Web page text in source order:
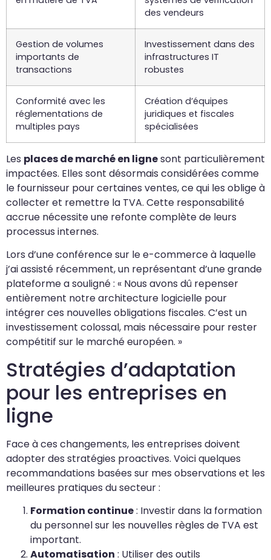
des vendeurs
Gestion de volumes
importants de
transactions
Investissement dans des
infrastructures IT
robustes
Conformité avec les
réglementations de
multiples pays
Création d’équipes
juridiques et fiscales
spécialisées
Les places de marché en lignesont particulièrement
impactées. Elles sont désormais considérées comme
le fournisseur pour certaines ventes, ce qui les oblige à
collecter et remettre la TVA. Cette responsabilité
accrue nécessite une refonte complète de leurs
processus internes.
Lors d’une conférence sur le e-commerce à laquelle
j’ai assisté récemment, un représentant d’une grande
plateforme a souligné : « Nous avons dû repenser
entièrement notre architecture logicielle pour
intégrer ces nouvelles obligations fiscales. C’est un
investissement colossal, mais nécessaire pour rester
compétitif sur le marché européen. »
Stratégies d’adaptation
pour les entreprises en
ligne
Face à ces changements, les entreprises doivent
adopter des stratégies proactives. Voici quelques
recommandations basées sur mes observations et les
meilleures pratiques du secteur :
Formation continue: Investir dans la formation
du personnel sur les nouvelles règles de TVA est
important.
Automatisation : Utiliser des outils